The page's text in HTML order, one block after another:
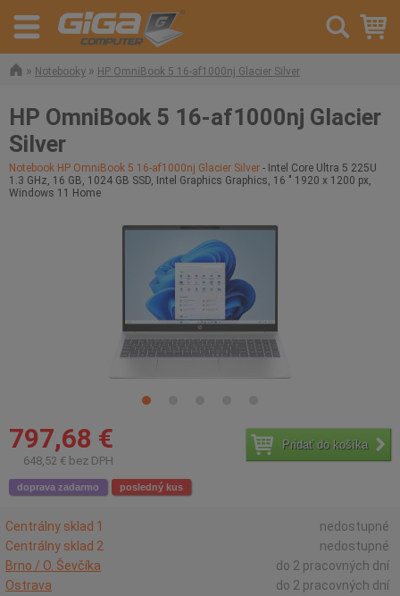
» Notebooky » HP OmniBook 5 16-af1000nj Glacier Silver
HP OmniBook 5 16-af1000nj Glacier
Silver
Notebook HP OmniBook 5 16-af1000nj Glacier Silver - Intel Core Ultra 5 225U
1.3 GHz, 16 GB, 1024 GB SSD, Intel Graphics Graphics, 16 " 1920 x 1200 px,
Windows 11 Home
797,68 €
648,52 € bez DPH
Pridať do košíka
doprava zadarmo posledný kus
Centrálny sklad 1
nedostupné
Centrálny sklad 2
nedostupné
Brno / O. Ševčíka
do 2 pracovných dní
Ostrava
do 2 pracovných dní